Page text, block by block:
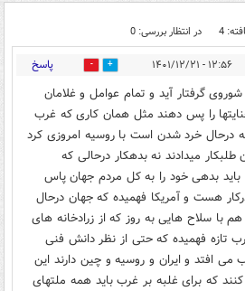
4 در انتظار بررسی: 0
۱۲:۵۶ - ۱۴۰۱/۱۲/۲۱ 0 پاسخ
گرفتار آید و تمام عوامل و غلامان
را پس دهند مثل همان کاری که غرب
خرد شدن است با روسیه امروزی کرد
میدادند نه بدهکار درحالی که
بدهی خود را به کل مردم جهان پاس
هست و آمریکا فهمیده که جهان درحال
سلاح هایی به روز که از زرادخانه های
تازه فهمیده که حتی از نظر دانش فنی
افتد و ایران و روسیه و چین دارند این
که برای غلبه بر غرب باید همه ملتهای